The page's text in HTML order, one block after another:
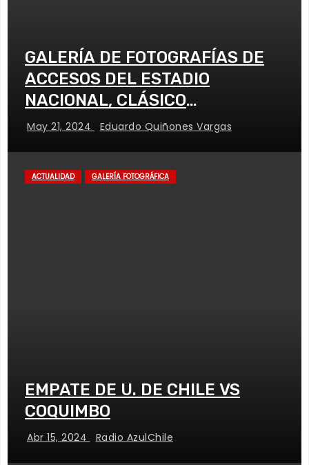
GALERÍA DE FOTOGRAFÍAS DE
ACCESOS DEL ESTADIO
NACIONAL, CLÁSICO
UNIVERSITARIO
May 21, 2024 Eduardo Quiñones Vargas
ACTUALIDAD GALERÍA FOTOGRÁFICA
EMPATE DE U. DE CHILE VS
COQUIMBO
Abr 15, 2024 Radio AzulChile